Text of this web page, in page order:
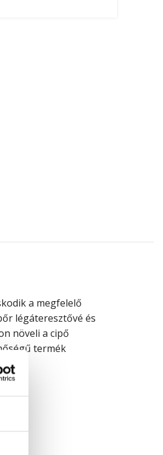
a megfelelő
légáteresztővé és
növeli a cipő
termék